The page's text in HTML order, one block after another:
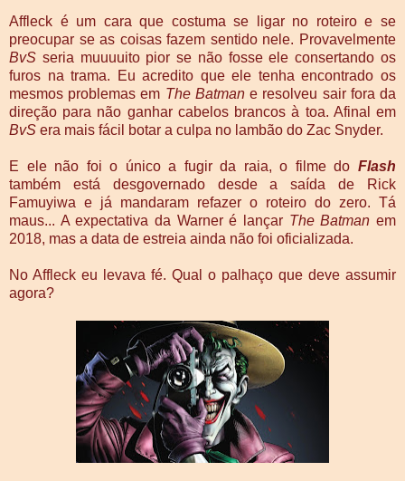
Affleck é um cara que costuma se ligar no roteiro e se
preocupar se as coisas fazem sentido nele. Provavelmente
BvS seria muuuuito pior se não fosse ele consertando os
furos na trama. Eu acredito que ele tenha encontrado os
mesmos problemas em The Batmane resolveu sair fora da
direção para não ganhar cabelos brancos à toa. Afinal em
BvS era mais fácil botar a culpa no lambão do Zac Snyder.
E ele não foi o único a fugir da raia, o filme do Flash
também está desgovernado desde a saída de Rick
Famuyiwa e já mandaram refazer o roteiro do zero. Tá
maus... A expectativa da Warner é lançar The Batmanem
2018, mas a data de estreia ainda não foi oficializada.
No Affleck eu levava fé. Qual o palhaço que deve assumir
agora?